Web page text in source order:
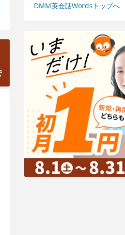
DMM英会話Wordsトップへ